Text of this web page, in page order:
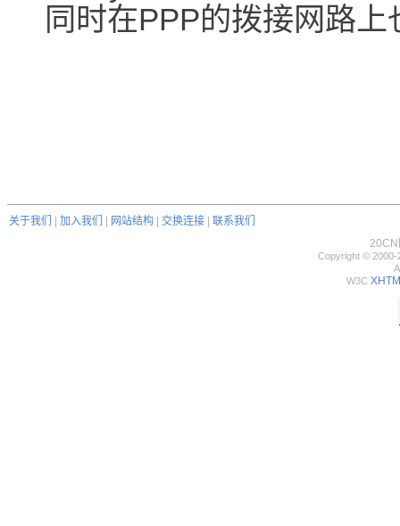
同时在PPP的拨接网路
关于我们 加入我们 网站结构 交换连接
联系我们
20CN
Copyright © 2000-
W3C